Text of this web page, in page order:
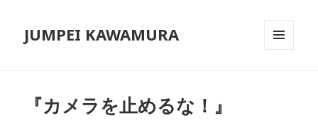
JUMPEI KAWAMURA
『カメラを止めるな！』